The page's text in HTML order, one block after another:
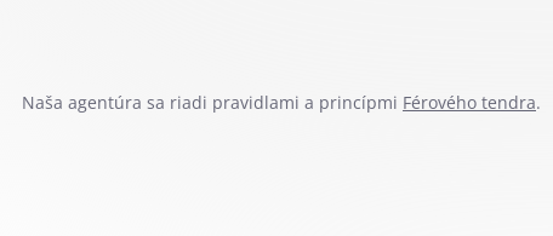
Naša agentúra sa riadi pravidlami a princípmi Férového tendra.